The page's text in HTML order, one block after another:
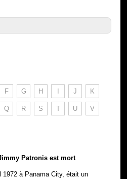
F G H I J K
Q R S T U V
Patronis est mort
à Panama City, était un